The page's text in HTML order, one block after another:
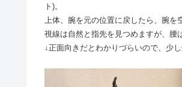
ト)。
上体、腕を元の位置に戻したら、腕を
視線は自然と指先を見つめますが、腰
↓正面向きだとわかりづらいので、少